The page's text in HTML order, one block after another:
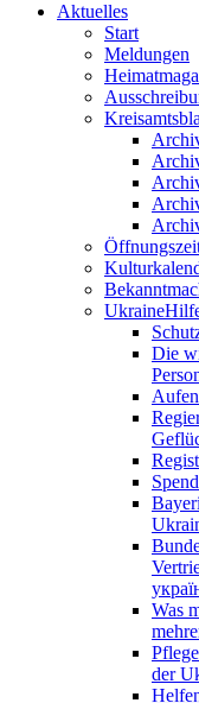
Aktuelles
Start
Meldungen
Die
Was
der